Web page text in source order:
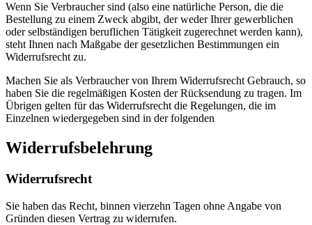
Wenn Sie Verbraucher sind (also eine natürliche Person, die die
Bestellung zu einem Zweck abgibt, der weder Ihrer gewerblichen
oder selbständigen beruflichen Tätigkeit zugerechnet werden kann),
steht Ihnen nach Maßgabe der gesetzlichen Bestimmungen ein
Widerrufsrecht zu.
Machen Sie als Verbraucher von Ihrem Widerrufsrecht Gebrauch, so
haben Sie die regelmäßigen Kosten der Rücksendung zu tragen. Im
Übrigen gelten für das Widerrufsrecht die Regelungen, die im
Einzelnen wiedergegeben sind in der folgenden
Widerrufsbelehrung
Widerrufsrecht
Sie haben das Recht, binnen vierzehn Tagen ohne Angabe von
Gründen diesen Vertrag zu widerrufen.